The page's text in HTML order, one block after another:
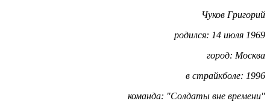
Чуков Григорий
родился: 14 июля 1969
город: Москва
в страйкболе: 1996
команда: "Солдаты вне времени"